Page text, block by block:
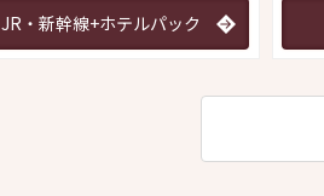
JR・新幹線+ホテルパック